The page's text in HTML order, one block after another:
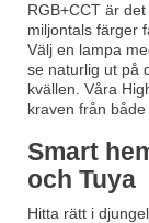
RGB+CCT är
miljontals färger
Välj en lampa
se naturlig ut på
kvällen. Våra
kraven från
Smart
och Tuya
Hitta rätt i